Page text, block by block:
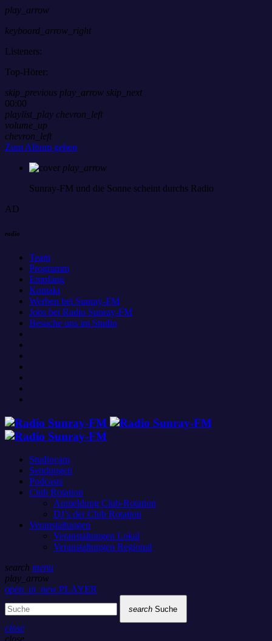
play_arrow
keyboard_arrow_right
Listeners:
Top-Hörer:
skip_previous play_arrow skip_next
00:00
playlist_play chevron_left
volume_up
chevron_left
Zum Album gehen
play_arrow
Sunray-FM und die Sonne scheint durchs Radio
AD
radio
Team
Programm
Empfang
Kontakt
Werben bei Sunray-FM
Jobs bei Radio Sunray-FM
Besuche uns im Studio
Studiocam
Sendungen
Podcasts
Club Rotation
Anmeldung Club-Rotation
DJ’s der Club Rotation
Veranstaltungen
Veranstaltungen Lokal
Veranstaltungen Regional
search menu
play_arrow
open_in_new PLAYER
search Suche
close
close